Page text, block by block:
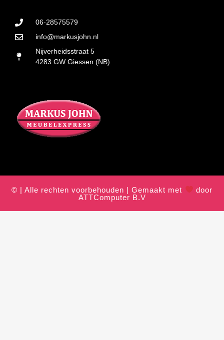
06-28575579
info@markusjohn.nl
Nijverheidsstraat 5
4283 GW Giessen (NB)
© | Alle rechten voorbehouden | Gemaakt met
door
ATTComputer B.V